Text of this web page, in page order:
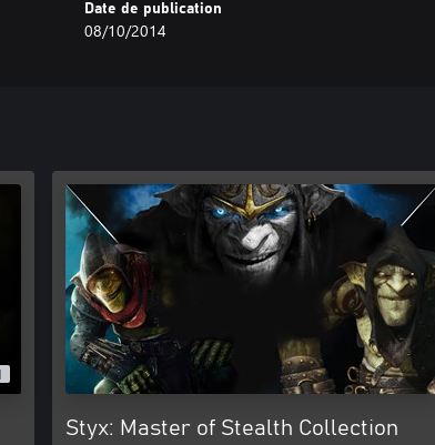
Date de publication
08/10/2014
Styx: Master of Stealth Collection